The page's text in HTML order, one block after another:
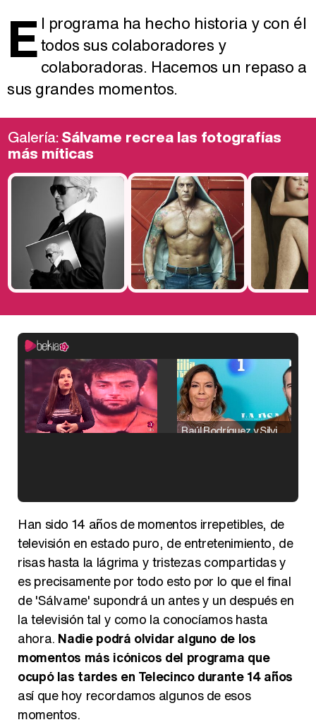
E l programa ha hecho historia y con él
todos sus colaboradores y
colaboradoras. Hacemos un repaso a
sus grandes momentos.
Galería:Sálvame recrea las fotografías
más míticas
Raúl Rodríguez y Silvia Taulés nos cuentan su papel en 'La familia de la tele'
Así se tomó Felipe VI que la Infanta Sofía no quisiera recibir formación militar
Han sido 14 años de momentos irrepetibles, de
televisión en estado puro, de entretenimiento, de
risas hasta la lágrima y tristezas compartidas y
es precisamente por todo esto por lo que el final
de 'Sálvame' supondrá un antes y un después en
la televisión tal y como la conocíamos hasta
ahora. Nadie podrá olvidar alguno de los
momentos más icónicos del programa que
ocupó las tardes en Telecinco durante 14 años
así que hoy recordamos algunos de esos
momentos.